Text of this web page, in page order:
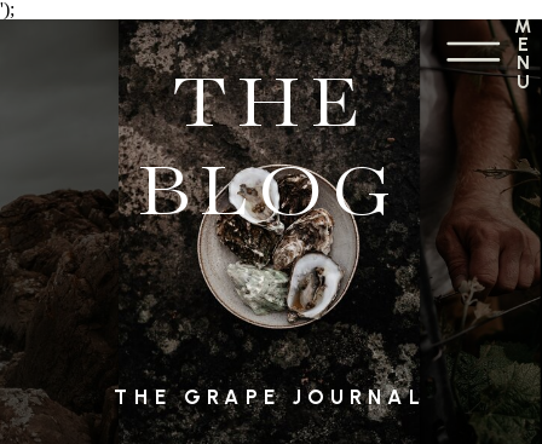
');
M
E
N
U
THE
BLOG
THE GRAPE JOURNAL